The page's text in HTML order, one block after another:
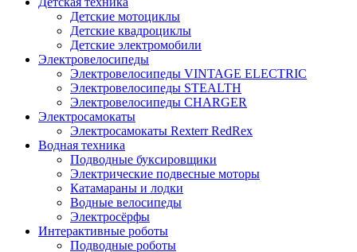
Детские мотоциклы
Детские квадроциклы
Детские электромобили
Электровелосипеды
Электровелосипеды VINTAGE ELECTRIC
Электровелосипеды STEALTH
Электровелосипеды CHARGER
Электросамокаты
Электросамокаты Rexterr RedRex
Водная техника
Подводные буксировщики
Электрические подвесные моторы
Катамараны и лодки
Водные велосипеды
Электросёрфы
Интерактивные роботы
Подводные роботы